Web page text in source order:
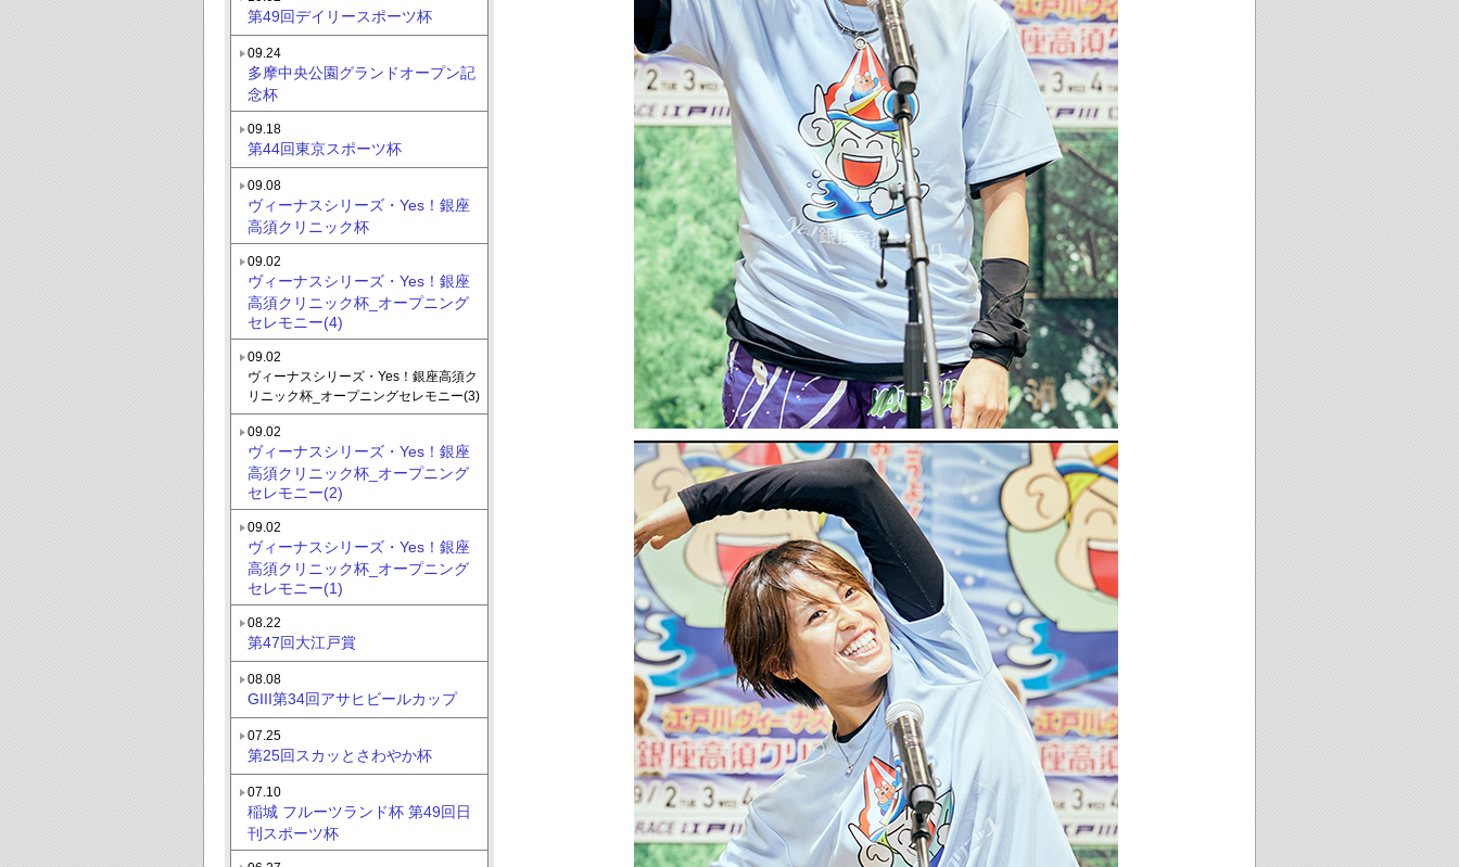
第49回デイリースポーツ杯
09.24
多摩中央公園グランドオープン記
念杯
09.18
第44回東京スポーツ杯
09.08
ヴィーナスシリーズ・Yes！銀座
高須クリニック杯
09.02
ヴィーナスシリーズ・Yes！銀座
高須クリニック杯_オープニング
セレモニー(4)
09.02
ヴィーナスシリーズ・Yes！銀座高須ク
リニック杯_オープニングセレモニー(3)
09.02
ヴィーナスシリーズ・Yes！銀座
高須クリニック杯_オープニング
セレモニー(2)
09.02
ヴィーナスシリーズ・Yes！銀座
高須クリニック杯_オープニング
セレモニー(1)
08.22
第47回大江戸賞
08.08
GIII第34回アサヒビールカップ
07.25
第25回スカッとさわやか杯
07.10
稲城 フルーツランド杯 第49回日
刊スポーツ杯